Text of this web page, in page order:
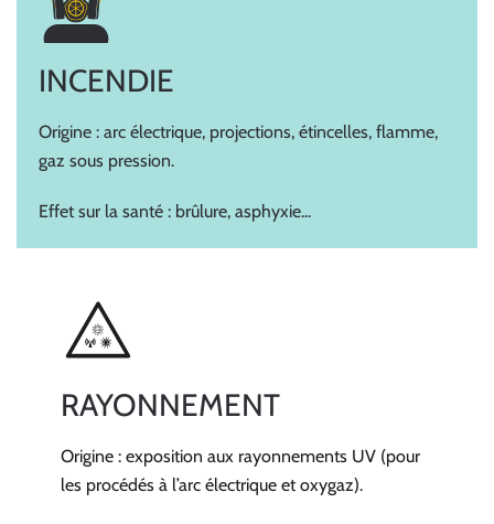
INCENDIE
Origine : arc électrique, projections, étincelles, flamme,
gaz sous pression.
Effet sur la santé : brûlure, asphyxie...
RAYONNEMENT
Origine : exposition aux rayonnements UV (pour
les procédés à l’arc électrique etoxygaz).